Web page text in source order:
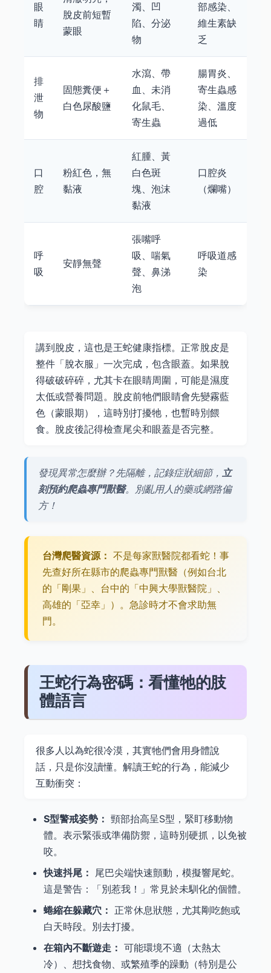
眼
睛
脫皮前短暫
蒙眼
濁、凹
陷、分泌
物
部感染、
維生素缺
乏
排
泄
物
固態糞便＋
白色尿酸鹽
水瀉、帶
血、未消
化鼠毛、
寄生蟲
腸胃炎、
寄生蟲感
染、溫度
過低
口
腔
粉紅色，無
黏液
紅腫、黃
白色斑
塊、泡沫
黏液
口腔炎
（爛嘴）
呼
吸
安靜無聲
張嘴呼
吸、喘氣
聲、鼻涕
泡
呼吸道感
染
講到脫皮，這也是王蛇健康指標。正常脫皮是
整件「脫衣服」一次完成，包含眼蓋。如果脫
得破破碎碎，尤其卡在眼睛周圍，可能是濕度
太低或營養問題。脫皮前牠們眼睛會先變霧藍
色（蒙眼期），這時別打擾牠，也暫時別餵
食。脫皮後記得檢查尾尖和眼蓋是否完整。
發現異常怎麼辦？先隔離，記錄症狀細節， 立
刻預約爬蟲專門獸醫。別亂用人的藥或網路偏
方！
台灣爬醫資源： 不是每家獸醫院都看蛇！事
先查好所在縣市的爬蟲專門獸醫（例如台北
的「剛果」、台中的「中興大學獸醫院」、
高雄的「亞幸」）。急診時才不會求助無
門。
王蛇行為密碼：看懂牠的肢
體語言
很多人以為蛇很冷漠，其實牠們會用身體說
話，只是你沒讀懂。解讀王蛇的行為，能減少
互動衝突：
S型警戒姿勢： 頸部抬高呈S型，緊盯移動物
體。表示緊張或準備防禦，這時別硬抓，以免被
咬。
快速抖尾：
尾巴尖端快速顫動，模擬響尾蛇。
這是警告：「別惹我！」常見於未馴化的個體。
蜷縮在躲藏穴： 正常休息狀態，尤其剛吃飽或
白天時段。別去打擾。
在箱內不斷遊走： 可能環境不適（太熱太
冷）、想找食物、或繁殖季的躁動（特別是公